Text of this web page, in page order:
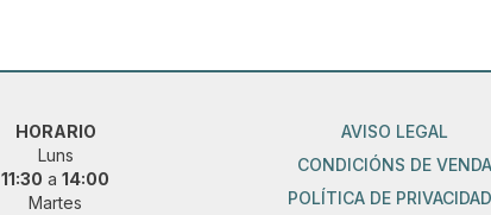
HORARIO
Luns
11:30 a 14:00
Martes
AVISO LEGAL
CONDICIÓNS DE VENDA
POLÍTICA DE